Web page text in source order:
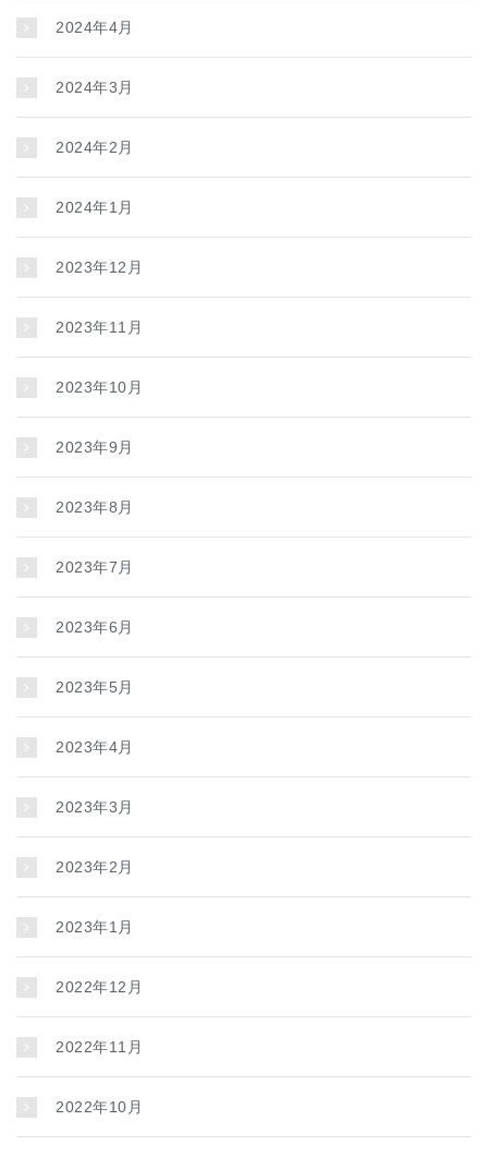
2024年4月
2024年3月
2024年2月
2024年1月
2023年12月
2023年11月
2023年10月
2023年9月
2023年8月
2023年7月
2023年6月
2023年5月
2023年4月
2023年3月
2023年2月
2023年1月
2022年12月
2022年11月
2022年10月